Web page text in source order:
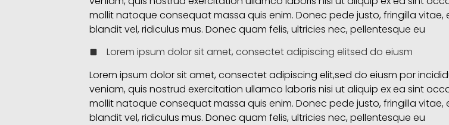
mollit natoque consequat massa quis enim. Donec pede justo, fringilla
blandit vel, ridiculus mus. Donec quam felis, ultricies nec, pellentesque eu
Lorem ipsum dolor sit amet, consectet adipiscing elitsed do eiusm
Lorem ipsum dolor sit amet, consectet adipiscing elit,sed do eiusm por
veniam, quis nostrud exercitation ullamco laboris nisi ut aliquip ex ea sint
mollit natoque consequat massa quis enim. Donec pede justo, fringilla
blandit vel, ridiculus mus. Donec quam felis, ultricies nec, pellentesque eu